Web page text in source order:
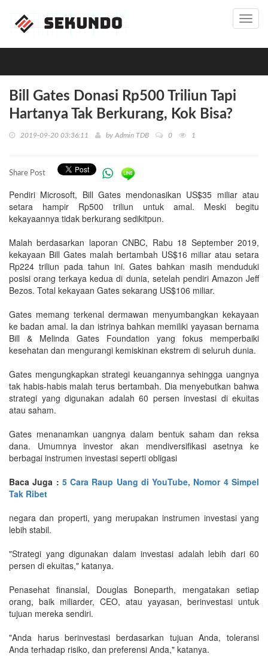
Bill Gates Donasi Rp500 Triliun Tapi
Hartanya Tak Berkurang, Kok Bisa?
2019-09-20 03:36:11 by Admin TDB 0 1
Share Post
Pendiri Microsoft, Bill Gates mendonasikan US$35 miliar atau
setara hampir Rp500 triliun untuk amal. Meski begitu
kekayaannya tidak berkurang sedikitpun.
Malah berdasarkan laporan CNBC, Rabu 18 September 2019,
kekayaan Bill Gates malah bertambah US$16 miliar atau setara
Rp224 triliun pada tahun ini. Gates bahkan masih menduduki
posisi orang terkaya kedua di dunia, setelah pendiri Amazon Jeff
Bezos. Total kekayaan Gates sekarang US$106 miliar.
Gates memang terkenal dermawan menyumbangkan kekayaan
ke badan amal. Ia dan istrinya bahkan memiliki yayasan bernama
Bill & Melinda Gates Foundation yang fokus memperbaiki
kesehatan dan mengurangi kemiskinan ekstrem di seluruh dunia.
Gates mengungkapkan strategi keuangannya sehingga uangnya
tak habis-habis malah terus bertambah. Dia menyebutkan bahwa
strategi yang digunakan adalah 60 persen investasi di ekuitas
atau saham.
Gates menanamkan uangnya dalam bentuk saham dan reksa
dana. Umumnya investor akan mendiversifikasi asetnya ke
berbagai instrumen investasi seperti obligasi
Baca Juga : 5 Cara Raup Uang di YouTube, Nomor 4 Simpel
Tak Ribet
negara dan properti, yang merupakan instrumen investasi yang
lebih stabil.
"Strategi yang digunakan dalam investasi adalah lebih dari 60
persen di ekuitas," katanya.
Penasehat finansial, Douglas Boneparth, mengatakan setiap
orang, baik miliarder, CEO, atau yayasan, berinvestasi untuk
tujuan mereka sendiri.
"Anda harus berinvestasi berdasarkan tujuan Anda, toleransi
Anda terhadap risiko, dan preferensi Anda," katanya.